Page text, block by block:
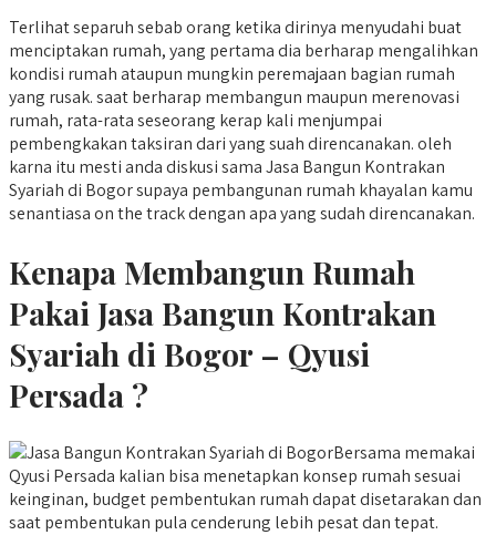
Terlihat separuh sebab orang ketika dirinya menyudahi buat
menciptakan rumah, yang pertama dia berharap mengalihkan
kondisi rumah ataupun mungkin peremajaan bagian rumah
yang rusak. saat berharap membangun maupun merenovasi
rumah, rata-rata seseorang kerap kali menjumpai
pembengkakan taksiran dari yang suah direncanakan. oleh
karna itu mesti anda diskusi sama Jasa Bangun Kontrakan
Syariah di Bogor supaya pembangunan rumah khayalan kamu
senantiasa on the track dengan apa yang sudah direncanakan.
Kenapa Membangun Rumah
Pakai Jasa Bangun Kontrakan
Syariah di Bogor – Qyusi
Persada ?
Bersama memakai
Qyusi Persada kalian bisa menetapkan konsep rumah sesuai
keinginan, budget pembentukan rumah dapat disetarakan dan
saat pembentukan pula cenderung lebih pesat dan tepat.